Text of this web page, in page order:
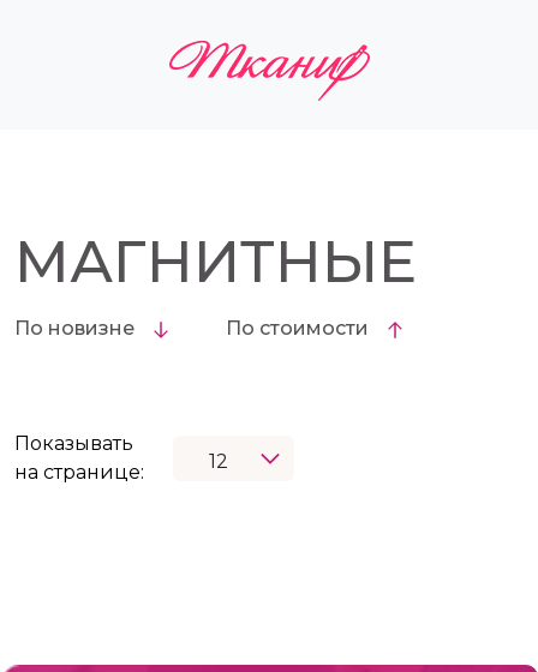
МАГНИТНЫЕ
По новизне По стоимости
Показывать
на странице: